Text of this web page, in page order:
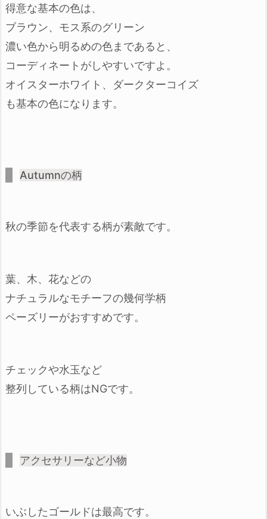
得意な基本の色は、
ブラウン、モス系のグリーン
濃い色から明るめの色まであると、
コーディネートがしやすいですよ。
オイスターホワイト、ダークターコイズ
も基本の色になります。
Autumnの柄
秋の季節を代表する柄が素敵です。
葉、木、花などの
ナチュラルなモチーフの幾何学柄
ペーズリーがおすすめです。
チェックや水玉など
整列している柄はNGです。
アクセサリーなど小物
いぶしたゴールドは最高です。